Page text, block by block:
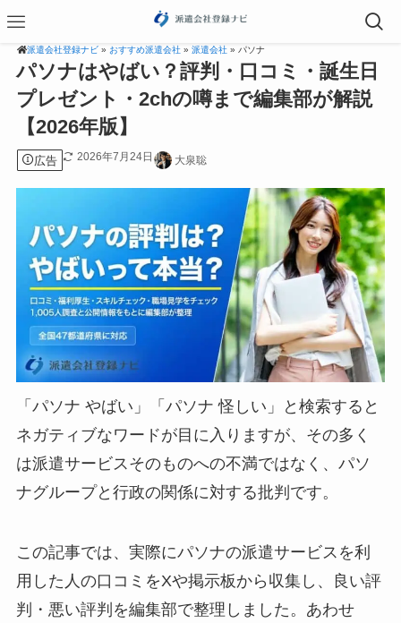
派遣会社登録ナビ » おすすめ派遣会社 »派遣会社 » パソナ
パソナはやばい？評判・口コミ・誕生日
プレゼント・2chの噂まで編集部が解説
【2026年版】
広告 2026年7月24日 大泉聡
「パソナ やばい」「パソナ 怪しい」と検索すると
ネガティブなワードが目に入りますが、その多く
は派遣サービスそのものへの不満ではなく、パソ
ナグループと行政の関係に対する批判です。
この記事では、実際にパソナの派遣サービスを利
用した人の口コミをXや掲示板から収集し、良い評
判・悪い評判を編集部で整理しました。あわせ